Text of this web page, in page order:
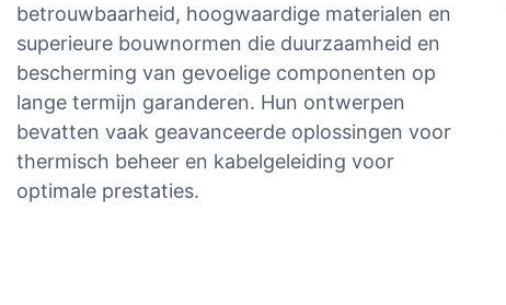
betrouwbaarheid, hoogwaardige materialen en
superieure bouwnormen die duurzaamheid en
bescherming van gevoelige componenten op
lange termijn garanderen. Hun ontwerpen
bevatten vaak geavanceerde oplossingen voor
thermisch beheer en kabelgeleiding voor
optimale prestaties.